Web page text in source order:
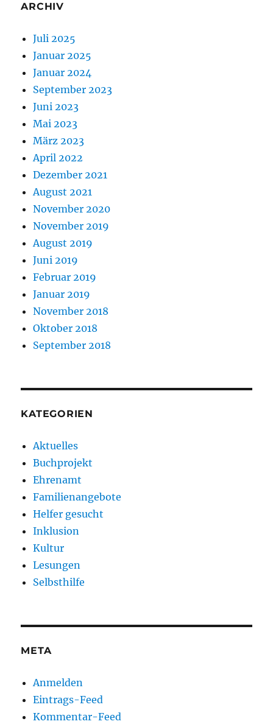
ARCHIV
Juli 2025
Januar 2025
Januar 2024
September 2023
Juni 2023
Mai 2023
März 2023
April 2022
Dezember 2021
August 2021
November 2020
November 2019
August 2019
Juni 2019
Februar 2019
Januar 2019
November 2018
Oktober 2018
September 2018
KATEGORIEN
Aktuelles
Buchprojekt
Ehrenamt
Familienangebote
Helfer gesucht
Inklusion
Kultur
Lesungen
Selbsthilfe
META
Anmelden
Eintrags-Feed
Kommentar-Feed